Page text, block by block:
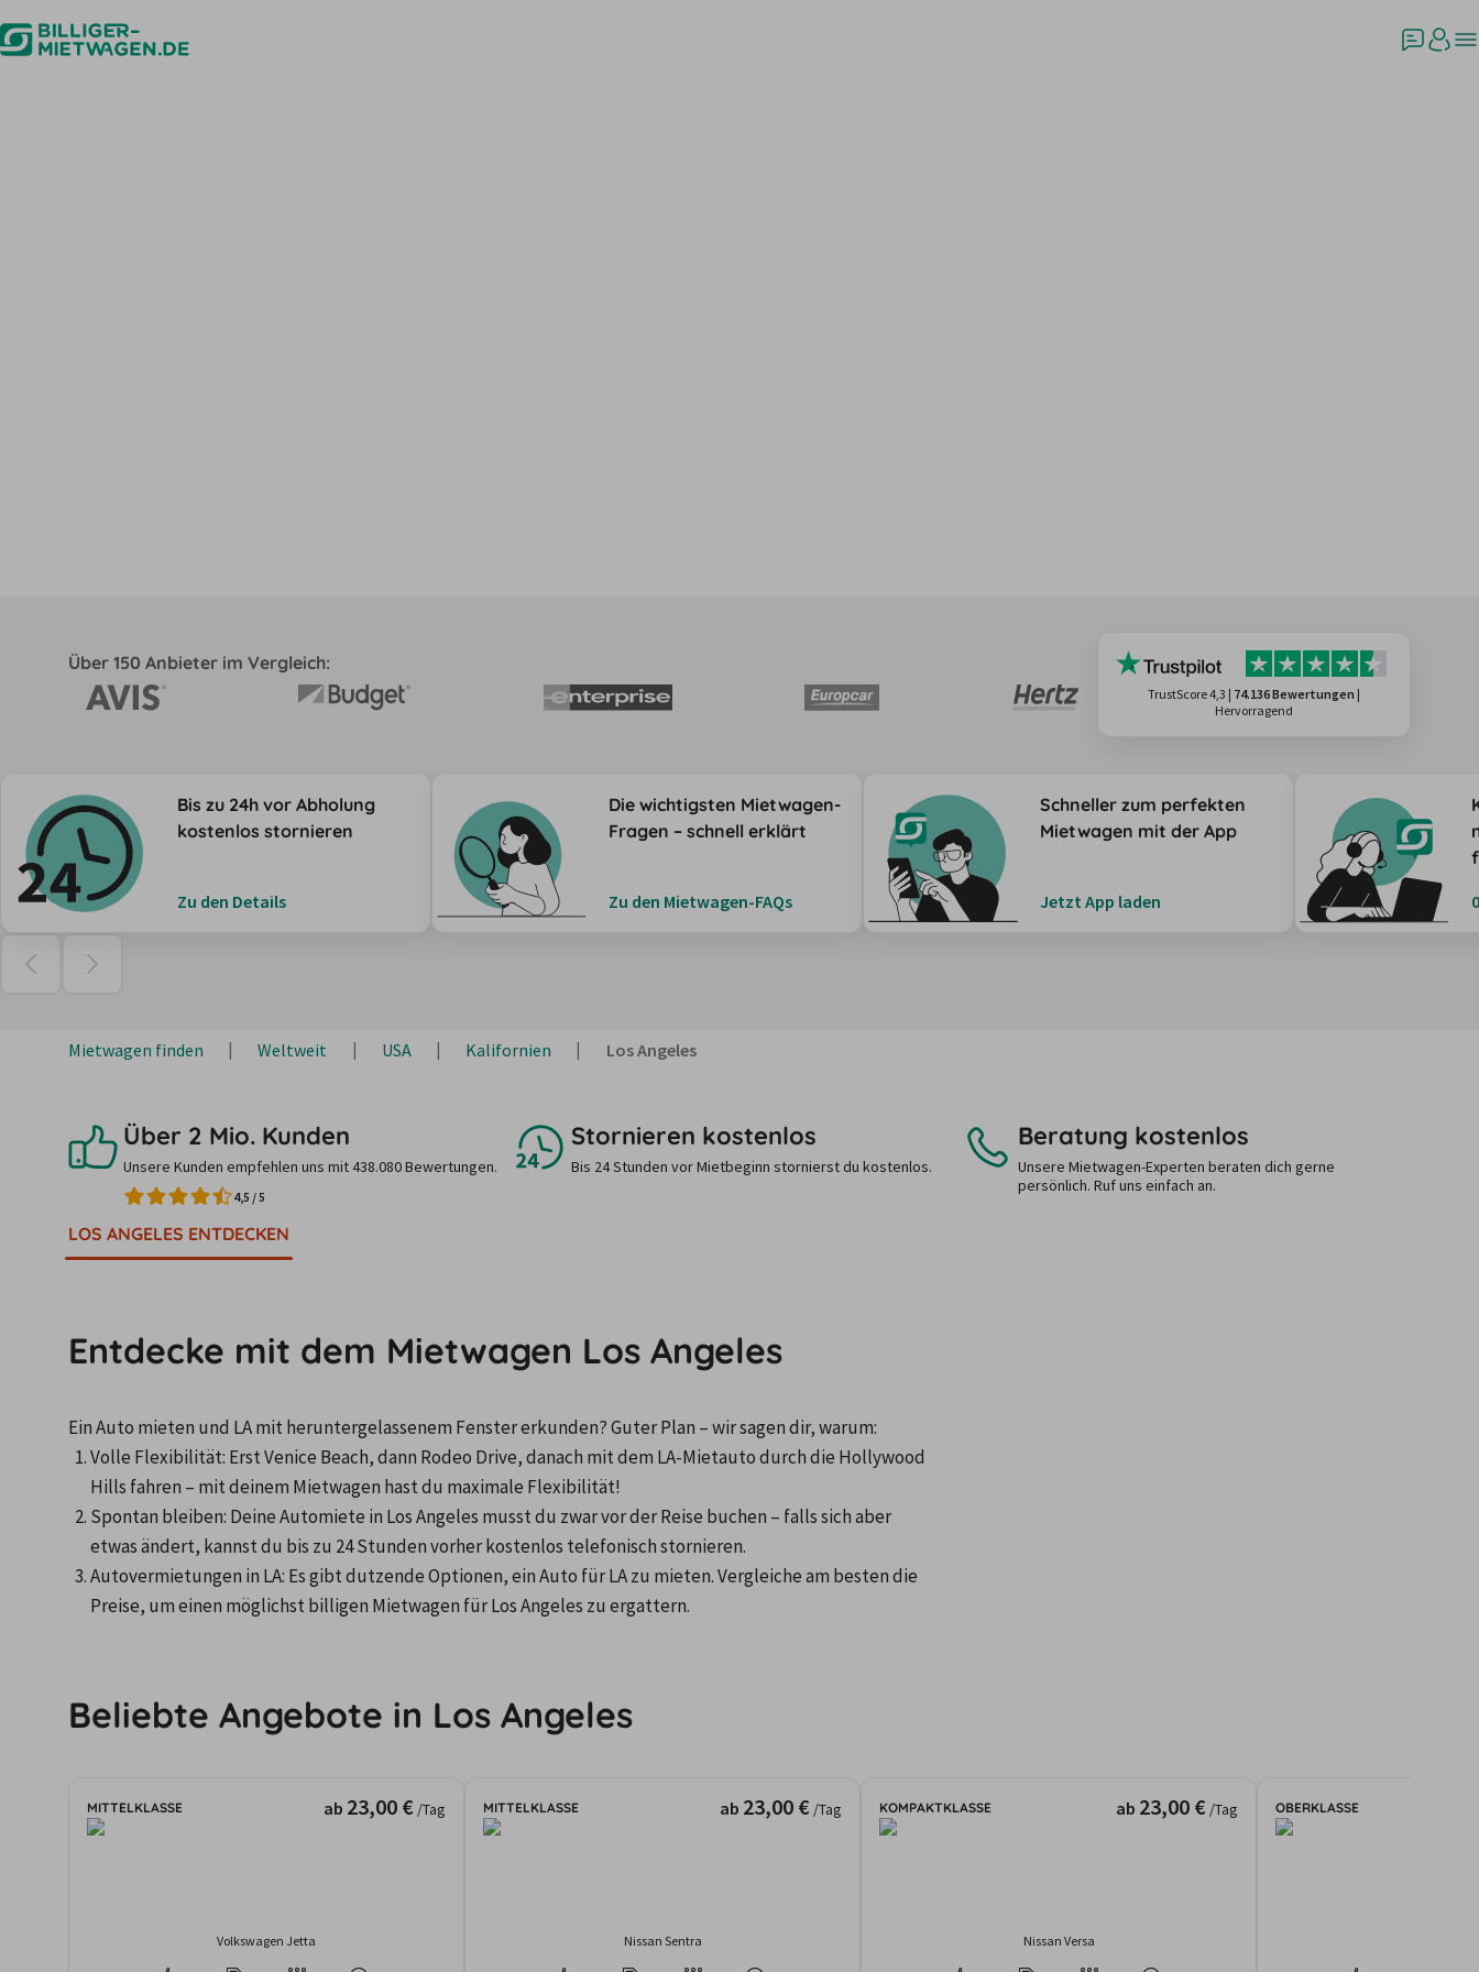
Über 150 Anbieter im Vergleich:
TrustScore 4,3 | 74.136 Bewertungen |
Hervorragend
Bis zu 24h vor Abholung
kostenlos stornieren
Zu den Details
Die wichtigsten Mietwagen-
Fragen – schnell erklärt
Zu den Mietwagen-FAQs
Schneller zum perfekten
Mietwagen mit der App
Jetzt App laden
Mietwagen finden Weltweit USA Kalifornien Los Angeles
Über 2 Mio. Kunden
Unsere Kunden empfehlen uns mit 438.080 Bewertungen.
4,5 /5
Stornieren kostenlos
Bis 24 Stunden vor Mietbeginn stornierst du kostenlos.
Beratung kostenlos
Unsere Mietwagen-Experten beraten dich gerne
persönlich. Ruf uns einfach an.
LOS ANGELES ENTDECKEN
Entdecke mit dem Mietwagen Los Angeles
Ein Auto mieten und LA mit heruntergelassenem Fenster erkunden? Guter Plan – wir sagen dir, warum:
Volle Flexibilität: Erst Venice Beach, dann Rodeo Drive, danach mit dem LA-Mietauto durch die Hollywood
Hills fahren – mit deinem Mietwagen hast du maximale Flexibilität!
Spontan bleiben: Deine Automiete in Los Angeles musst du zwar vor der Reise buchen – falls sich aber
etwas ändert, kannst du bis zu 24 Stunden vorher kostenlos telefonisch stornieren.
Autovermietungen in LA: Es gibt dutzende Optionen, ein Auto für LA zu mieten. Vergleiche am besten die
Preise, um einen möglichst billigen Mietwagen für Los Angeles zu ergattern.
Beliebte Angebote in Los Angeles
MITTELKLASSE ab 23,00 € /Tag
Volkswagen Jetta
MITTELKLASSE ab 23,00 € /Tag
Nissan Sentra
KOMPAKTKLASSE ab 23,00 € /Tag
Nissan Versa
OBERKLASSE